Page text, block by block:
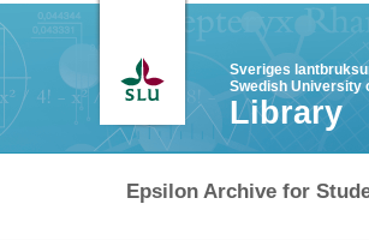
Sveriges
Swedish University
Library
Epsilon Archive for